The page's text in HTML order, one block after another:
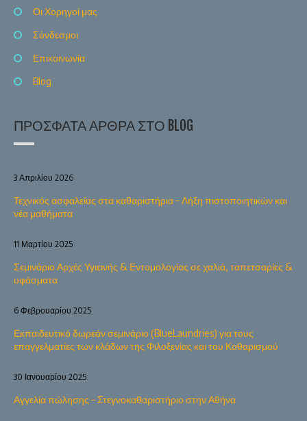
Οι Χορηγοί μας
Σύνδεσμοι
Επικοινωνία
Blog
ΠΡΌΣΦΑΤΑ ΆΡΘΡΑ ΣΤΟ BLOG
Τεχνικός ασφαλείας στα καθαριστήρια – Λήξη πιστοποιητικών και
νέα μαθήματα
3 Απριλίου 2026
Σεμινάριο Αρχές Υγιεινής & Εντομολογίας σε χαλιά, ταπετσαρίες &
υφάσματα
11 Μαρτίου 2025
Εκπαιδευτικό δωρεάν σεμινάριο (BlueLaundries) για τους
επαγγελματίες των κλάδων της Φιλοξενίας και του Καθαρισμού
6 Φεβρουαρίου 2025
Αγγελία πώλησης – Στεγνοκαθαριστήριο στην Αθήνα
30 Ιανουαρίου 2025